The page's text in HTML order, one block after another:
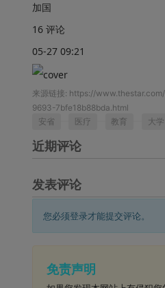
加国
16 评论
05-27 09:21
来源链接: https://
9693-7bfe18b88bda.html
安省
医疗 教育 大学
近期评论
发表评论
您必须登录才能提交评论。
免责声明